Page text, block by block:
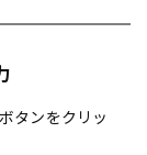
タンをクリッ